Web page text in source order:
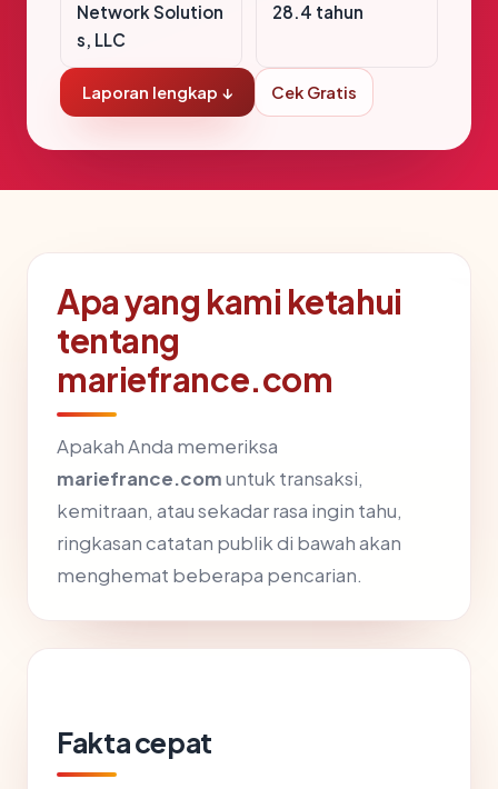
Network Solution
s, LLC
28.4 tahun
Laporan lengkap ↓ Cek Gratis
Apa yang kami ketahui
tentang
mariefrance.com
Apakah Anda memeriksa
mariefrance.comuntuk transaksi,
kemitraan, atau sekadar rasa ingin tahu,
ringkasan catatan publik di bawah akan
menghemat beberapa pencarian.
Fakta cepat